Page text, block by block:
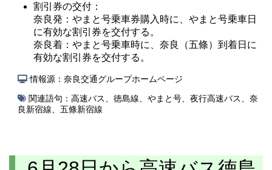
割引券の交付：
奈良発：やまと号乗車券購入時に、やまと号乗車日
に有効な割引券を交付する。
奈良着：やまと号乗車時に、奈良（五條）到着日に
有効な割引券を交付する。
情報源：奈良交通グループホームページ
関連語句： 高速バス 徳島線 やまと号 夜行高速バス
奈
良新宿線
五條新宿線